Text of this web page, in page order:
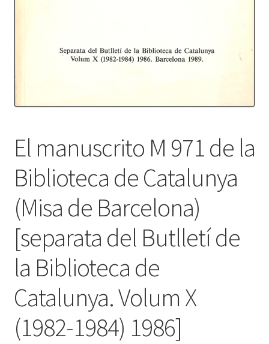
El manuscrito M 971 de la
Biblioteca de Catalunya
(Misa de Barcelona)
[separata del Butlletí de
la Biblioteca de
Catalunya. Volum X
(1982-1984) 1986]